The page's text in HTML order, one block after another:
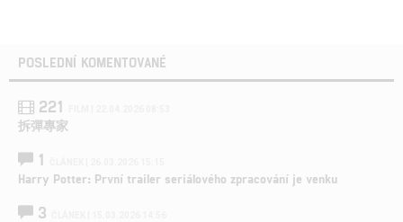
POSLEDNÍ KOMENTOVANÉ
221
拆彈專家
1
Harry Potter: První trailer seriálového zpracování je venku
3